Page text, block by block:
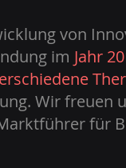
von
im Jahr
Wir
für